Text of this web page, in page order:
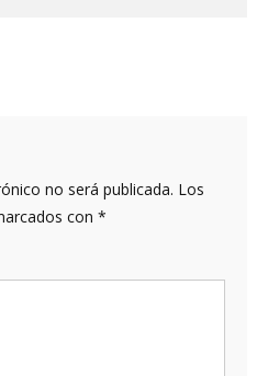
no será publicada. Los
con *